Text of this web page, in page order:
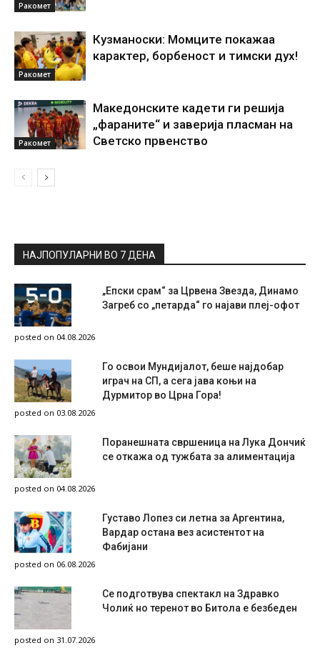
Ракомет
Ракомет
Кузманоски: Момците покажаа
карактер, борбеност и тимски дух!
Ракомет
Македонските кадети ги решија
„фараните“ и заверија пласман на
Светско првенство
НАЈПОПУЛАРНИ ВО 7 ДЕНА
„Епски срам“ за Црвена Звезда, Динамо
Загреб со „петарда“ го најави плеј-офот
posted on 04.08.2026
Го освои Мундијалот, беше најдобар
играч на СП, а сега јава коњи на
Дурмитор во Црна Гора!
posted on 03.08.2026
Поранешната свршеница на Лука Дончиќ
се откажа од тужбата за алиментација
posted on 04.08.2026
Густаво Лопез си летна за Аргентина,
Вардар остана вез асистентот на
Фабијани
posted on 06.08.2026
Се подготвува спектакл на Здравко
Чолиќ но теренот во Битола е безбеден
posted on 31.07.2026